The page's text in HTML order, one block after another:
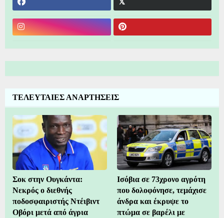
ΤΕΛΕΥΤΑΙΕΣ ΑΝΑΡΤΗΣΕΙΣ
Σοκ στην Ουγκάντα:
Νεκρός ο διεθνής
ποδοσφαιριστής Ντέιβιντ
Οβόρι μετά από άγρια
Ισόβια σε 73χρονο αγρότη
που δολοφόνησε, τεμάχισε
άνδρα και έκρυψε το
πτώμα σε βαρέλι με